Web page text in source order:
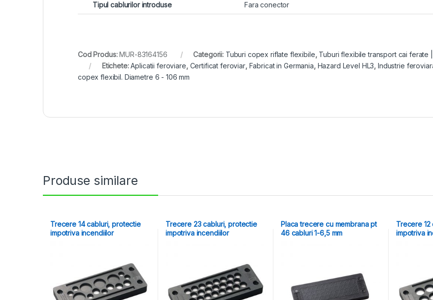
Tipul cablurilor introduse Fara conector
Cod Produs:MUR-83164156 Categorii: Tuburi copex riflate flexibile, Tuburi flexibile transport cai ferate |
Etichete:Aplicatii feroviare, Certificat feroviar, Fabricat in Germania, Hazard Level HL3,Industrie
copex flexibil. Diametre 6 - 106 mm
Produse similare
Trecere 14 cabluri, protectie
impotriva incendiilor
Trecere 23 cabluri, protectie
impotriva incendiilor
Placa trecere cu membrana pt
46 cabluri 1-6,5 mm
Trecere
impotriva